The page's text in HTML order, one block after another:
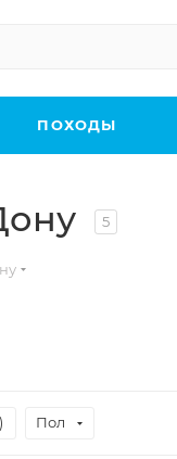
ПОХОДЫ
5
) Пол